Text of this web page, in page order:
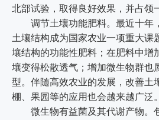
北部试验，取得良好效果，并占领
调节土壤功能肥料。最近十年
土壤结构成为国家农业一项重大课
壤结构的功能性肥料；在肥料中增
壤变得松散透气；增加微生物群也
型。伴随高效农业的发展，改善土
棚、果园等的应用也会越来越广泛。
微生物有益菌及其代谢产物。